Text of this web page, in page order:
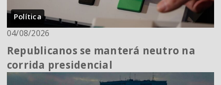
Política
04/08/2026
Republicanos se manterá neutro na
corrida presidencial